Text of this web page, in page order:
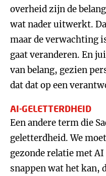
overheid zijn de
wat nader uitwerkt.
maar de verwachting
gaat veranderen. En
van belang, gezien
dat dat op een
AI-GELETTERDHEID
Een andere term die
geletterdheid. We
gezonde relatie met
snappen wat het kan,